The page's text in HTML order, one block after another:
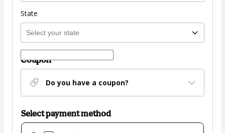
State
Coupon
Do you have a coupon?
Select payment method
Card